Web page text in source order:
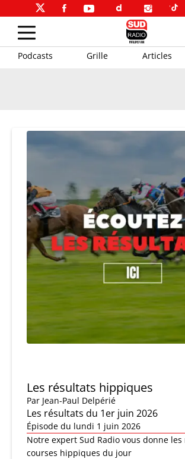
Podcasts Grille Articles
Les résultats hippiques
Par Jean-Paul Delpérié
Les résultats du 1er juin 2026
Épisode du lundi 1 juin 2026
Notre expert Sud Radio vous donne
courses hippiques du jour